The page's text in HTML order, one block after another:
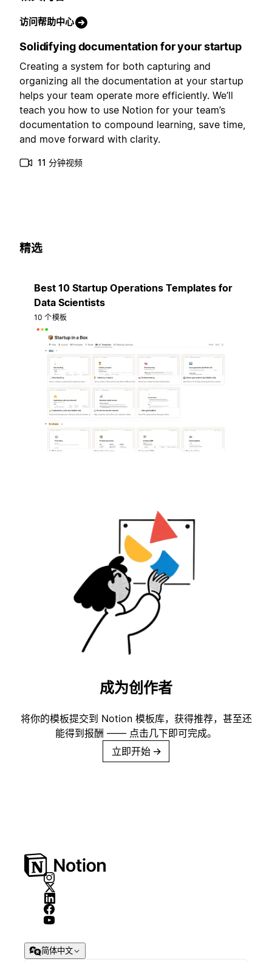
访问帮助中心
Solidifying documentation for your startup
Creating a system for both capturing and
organizing all the documentation at your startup
helps your team operate more efficiently. We’ll
teach you how to use Notion for your team’s
documentation to compound learning, save time,
and move forward with clarity.
11 分钟视频
精选
Best 10 Startup Operations Templates for
Data Scientists
10 个模板
成为创作者
将你的模板提交到 Notion 模板库，获得推荐，甚至还
能得到报酬 —— 点击几下即可完成。
立即开始 →
简体中文